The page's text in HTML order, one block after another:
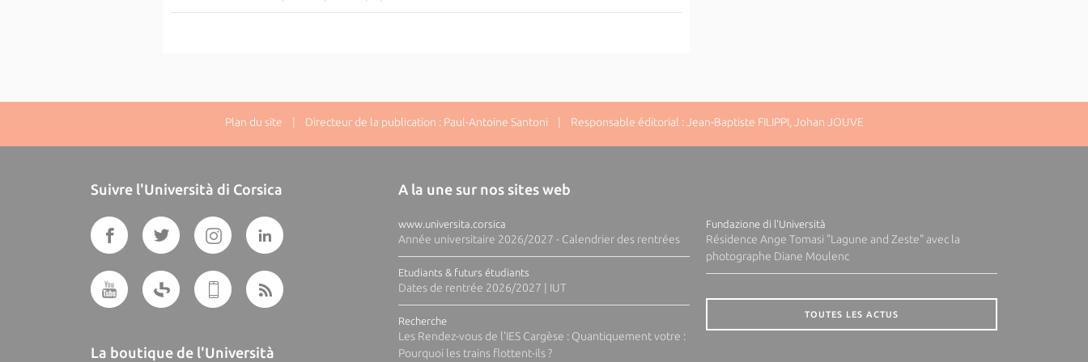
Plan du site | Directeur de la publication : Paul-Antoine Santoni | Responsable éditorial : Jean-Baptiste FILIPPI, Johan JOUVE
Suivre l'Università di Corsica
La boutique de l'Università
A la une sur nos sites web
www.universita.corsica
Année universitaire 2026/2027 - Calendrier des rentrées
Etudiants & futurs étudiants
Dates de rentrée 2026/2027 | IUT
Recherche
Les Rendez-vous de l'IES Cargèse : Quantiquement votre :
Pourquoi les trains flottent-ils ?
Fundazione di l'Università
Résidence Ange Tomasi "Lagune and Zeste" avec la
photographe Diane Moulenc
TOUTES LES ACTUS